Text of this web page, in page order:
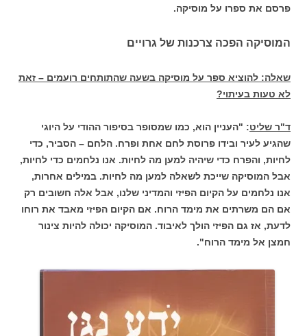
פרסם את ספרו על מוסיקה.
המוסיקה הפכה צרכנות של גרויים
שאלה: להוציא ספר על מוסיקה בשעה שהתותחים רועמים – זאת
לא טעות בעיתוי?
ד"ר שליט: "העניין הוא, כמו שמסופר בסיפור ההודי על היוגי
שהגיע לעיר ובידו פרוסת לחם אחת ופרח. הלחם – הסביר, כדי
לחיות, והפרח כדי שיהיה למען מה לחיות. אנו נלחמים כדי לחיות,
אבל המוסיקה שייכת לשאלה למען מה לחיות. במילים אחרות,
אנו נלחמים על הקיום הפיזי והמדיני שלנו, אבל אלה חשובים רק
אם הם משרתים את מימד הרוח. אם הקיום הפיזי מאבד את רוחו
לדעת, אז גם הפיזי הולך לאיבוד. המוסיקה יכולה להיות צינור
חמצן אל מימד הרוח".